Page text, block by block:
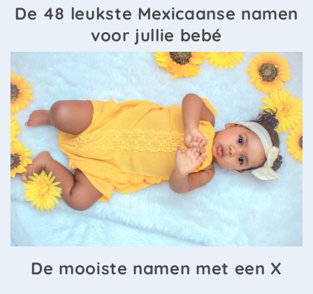
De 48 leukste Mexicaanse namen
voor jullie bebé
De mooiste namen met een X